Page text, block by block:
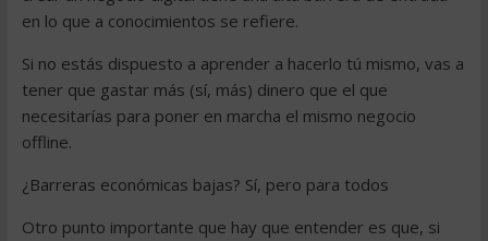
en lo que a conocimientos se refiere.
Si no estás dispuesto a aprender a hacerlo tú mismo, vas a
tener que gastar más (sí, más) dinero que el que
necesitarías para poner en marcha el mismo negocio
offline.
¿Barreras económicas bajas? Sí, pero para todos
Otro punto importante que hay que entender es que, si